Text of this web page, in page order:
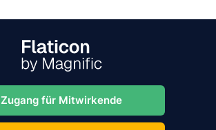
Zugang für Mitwirkende